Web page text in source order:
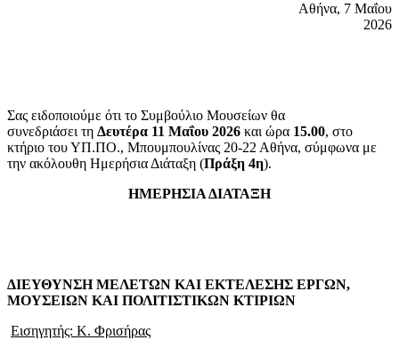
Αθήνα, 7 Mαΐου
2026
Σας ειδοποιούμε ότι το Συμβούλιο Μουσείων θα
συνεδριάσει τη Δευτέρα 11 Μαΐου 2026 και ώρα 15.00, στο
κτήριο του ΥΠ.ΠΟ., Μπουμπουλίνας 20-22 Αθήνα, σύμφωνα με
την ακόλουθη Ημερήσια Διάταξη (Πράξη 4η).
ΗΜΕΡΗΣΙΑ ΔΙΑΤΑΞΗ
ΔΙΕΥΘΥΝΣΗ ΜΕΛΕΤΩΝ ΚΑΙ ΕΚΤΕΛΕΣΗΣ ΕΡΓΩΝ,
ΜΟΥΣΕΙΩΝ ΚΑΙ ΠΟΛΙΤΙΣΤΙΚΩΝ ΚΤΙΡΙΩΝ
Εισηγητής: Κ. Φρισήρας